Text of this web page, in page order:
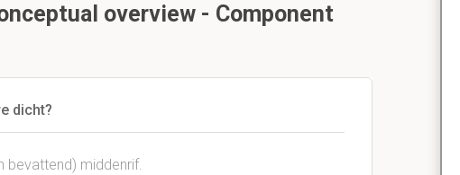
overview - Component
dicht?
bevattend) middenrif.